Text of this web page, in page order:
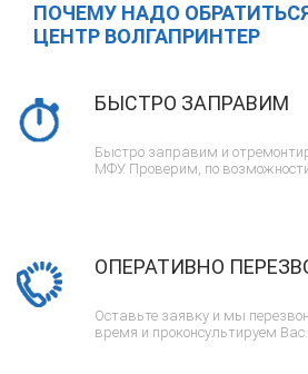
ПОЧЕМУ НАДО
ЦЕНТР ВОЛГАПРИНТЕР
БЫСТРО ЗАПРАВИМ
Быстро заправим и
МФУ. Проверим, по
ОПЕРАТИВНО
Оставьте заявку и мы
время и проконсультируем Вас.